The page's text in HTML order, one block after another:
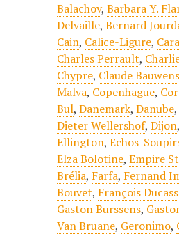
Balachov,Barbara Y.
Delvaille,Bernard
Cain, Calice-Ligure,
Charles Perrault,
Chypre, Claude
Malva, Copenhague,
Bul,Danemark,Danube
Dieter Wellershof,Dijon
Ellington,Echos-
Elza Bolotine,Empire
Brélia, Farfa, Fernand
Bouvet, François
Gaston Burssens,
Van Bruane, Geronimo,